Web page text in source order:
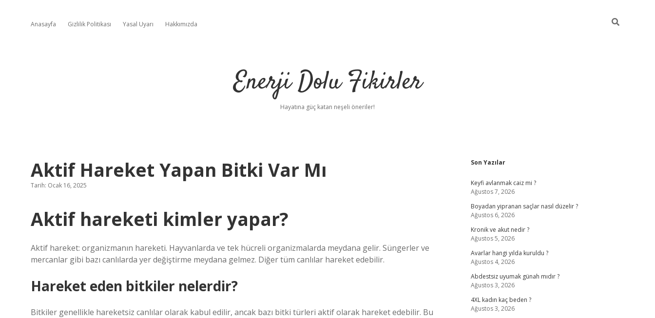
Anasayfa Gizlilik Politikası Yasal Uyarı Hakkımızda
Enerji Dolu Fikirler
Hayatına güç katan neşeli öneriler!
Aktif Hareket Yapan Bitki Var Mı
Tarih: Ocak 16, 2025
Aktif hareketi kimler yapar?
Aktif hareket: organizmanın hareketi. Hayvanlarda ve tek hücreli organizmalarda meydana gelir. Süngerler ve
mercanlar gibi bazı canlılarda yer değiştirme meydana gelmez. Diğer tüm canlılar hareket edebilir.
Hareket eden bitkiler nelerdir?
Bitkiler genellikle hareketsiz canlılar olarak kabul edilir, ancak bazı bitki türleri aktif olarak hareket edebilir. Bu
Sidebar
Son Yazılar
Keyfi avlanmak caiz mi ?
Ağustos 7, 2026
Boyadan yipranan saçlar nasıl düzelir ?
Ağustos 6, 2026
Kronik ve akut nedir ?
Ağustos 5, 2026
Avarlar hangi yılda kuruldu ?
Ağustos 4, 2026
Abdestsiz uyumak günah mıdır ?
Ağustos 3, 2026
4XL kadın kaç beden ?
Ağustos 3, 2026